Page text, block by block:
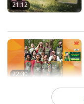
21:12
22:30